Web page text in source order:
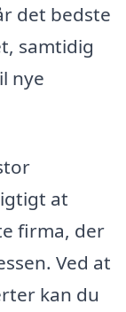
det bedste
samtidig
nye
at
firma, der
Ved at
kan du